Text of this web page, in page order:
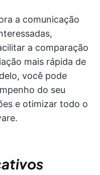
a comunicação
a comparação
mais rápida de
você pode
do seu
e otimizar todo o